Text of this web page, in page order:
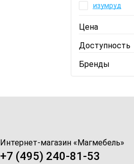
изумруд
Цена
Доступность
Бренды
Интернет-магазин « Магмебель»
+7 (495) 240-81-53